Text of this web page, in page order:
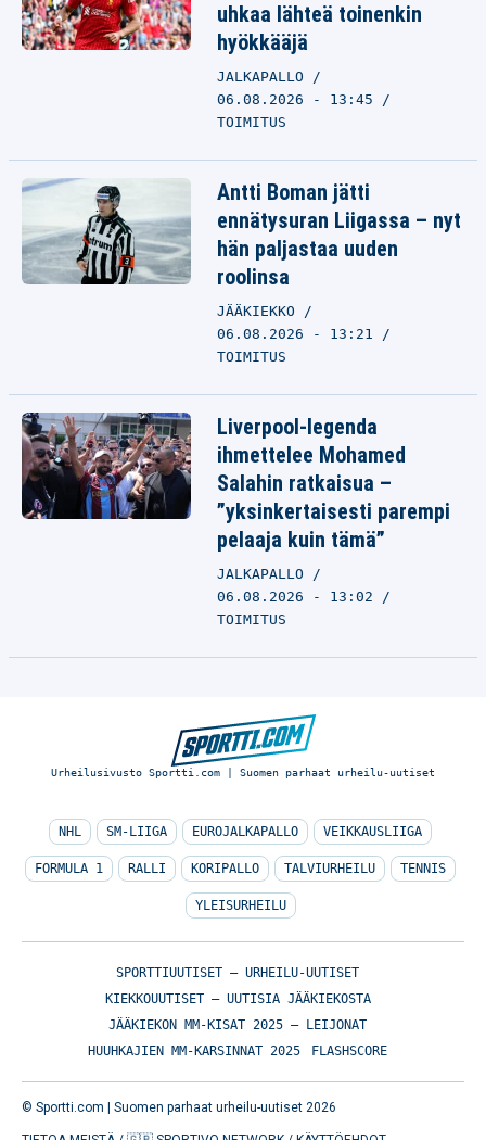
uhkaa lähteä toinenkin
hyökkääjä
JALKAPALLO
06.08.2026 - 13:45
TOIMITUS
Antti Boman jätti
ennätysuran Liigassa – nyt
hän paljastaa uuden
roolinsa
JÄÄKIEKKO
06.08.2026 - 13:21
TOIMITUS
Liverpool-legenda
ihmettelee Mohamed
Salahin ratkaisua –
”yksinkertaisesti parempi
pelaaja kuin tämä”
JALKAPALLO
06.08.2026 - 13:02
TOIMITUS
Urheilusivusto Sportti.com | Suomen parhaat urheilu-uutiset
NHL SM-LIIGA EUROJALKAPALLO VEIKKAUSLIIGA
FORMULA 1 RALLI KORIPALLO TALVIURHEILU TENNIS
YLEISURHEILU
SPORTTIUUTISET – URHEILU-UUTISET
KIEKKOUUTISET – UUTISIA JÄÄKIEKOSTA
JÄÄKIEKON MM-KISAT 2025 – LEIJONAT
HUUHKAJIEN MM-KARSINNAT 2025
FLASHSCORE
© Sportti.com | Suomen parhaat urheilu-uutiset 2026